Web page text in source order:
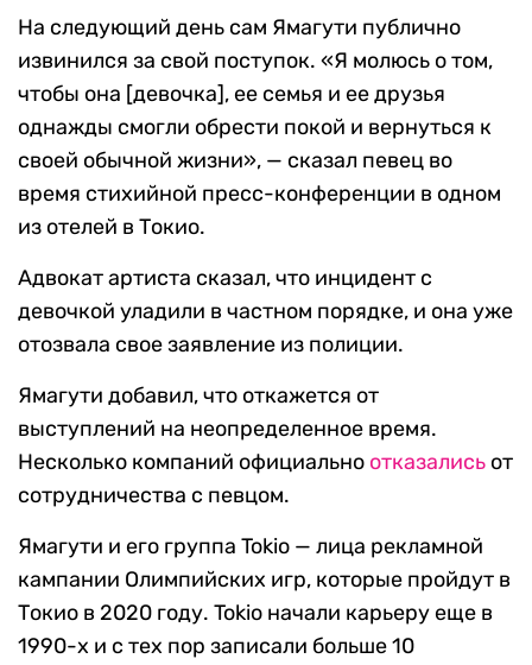
На следующий день сам Ямагути публично
извинился за свой поступок. «Я молюсь о том,
чтобы она [девочка], ее семья и ее друзья
однажды смогли обрести покой и вернуться к
своей обычной жизни», — сказал певец во
время стихийной пресс-конференции в одном
из отелей в Токио.
Адвокат артиста сказал, что инцидент с
девочкой уладили в частном порядке, и она уже
отозвала свое заявление из полиции.
Ямагути добавил, что откажется от
выступлений на неопределенное время.
Несколько компаний официально отказались от
сотрудничества с певцом.
Ямагути и его группа Tokio — лица рекламной
кампании Олимпийских игр, которые пройдут в
Токио в 2020 году. Tokio начали карьеру еще в
1990-х и с тех пор записали больше 10